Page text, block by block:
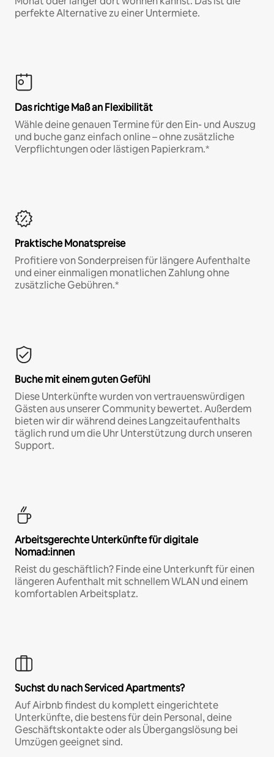
perfekte Alternative zu einer Untermiete.
Das richtige Maß an Flexibilität
Wähle deine genauen Termine für den Ein- und Auszug
und buche ganz einfach online – ohne zusätzliche
Verpflichtungen oder lästigen Papierkram.*
Praktische Monatspreise
Profitiere von Sonderpreisen für längere Aufenthalte
und einer einmaligen monatlichen Zahlung ohne
zusätzliche Gebühren.*
Buche mit einem guten Gefühl
Diese Unterkünfte wurden von vertrauenswürdigen
Gästen aus unserer Community bewertet. Außerdem
bieten wir dir während deines Langzeitaufenthalts
täglich rund um die Uhr Unterstützung durch unseren
Support.
Arbeitsgerechte Unterkünfte für digitale
Nomad:innen
Reist du geschäftlich? Finde eine Unterkunft für einen
längeren Aufenthalt mit schnellem WLAN und einem
komfortablen Arbeitsplatz.
Suchst du nach Serviced Apartments?
Auf Airbnb findest du komplett eingerichtete
Unterkünfte, die bestens für dein Personal, deine
Geschäftskontakte oder als Übergangslösung bei
Umzügen geeignet sind.